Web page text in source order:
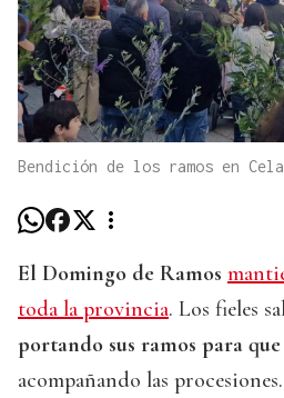
Bendición de los ramos en
El Domingo de Ramos
toda la provincia. Los fieles
portando sus ramos para
acompañando las procesiones.